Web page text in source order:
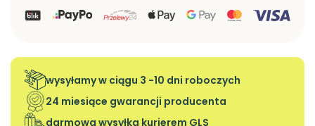
wysyłamy w ciągu 3 -10 dni roboczych
24 miesiące gwarancji producenta
darmowa wysyłka kurierem GLS